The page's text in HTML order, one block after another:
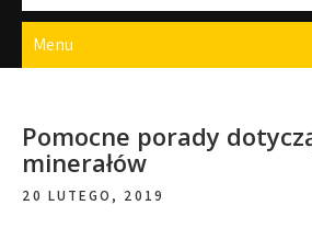
Menu
Pomocne porady
minerałów
20 LUTEGO, 2019